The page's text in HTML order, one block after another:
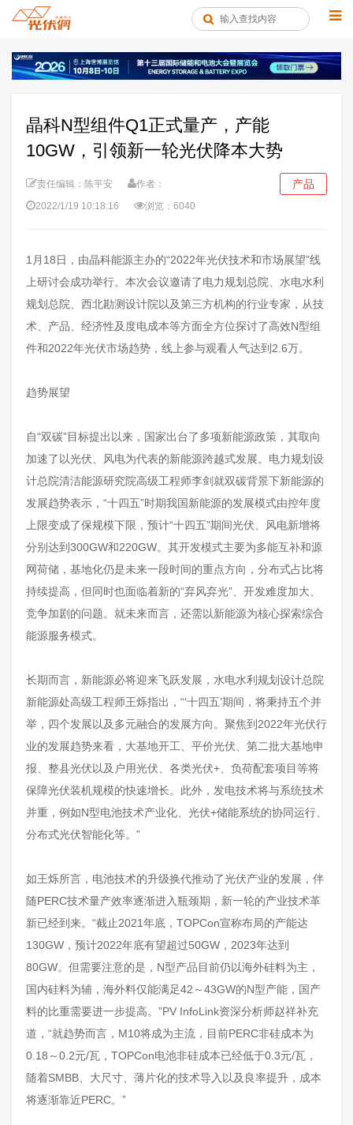
晶科N型组件Q1正式量产，产能
10GW，引领新一轮光伏降本大势
责任编辑：陈平安
作者：
2022/1/19 10:18:16
浏览：6040
产品
1月18日，由晶科能源主办的“2022年光伏技术和市场展望”线
上研讨会成功举行。本次会议邀请了电力规划总院、水电水利
规划总院、西北勘测设计院以及第三方机构的行业专家，从技
术、产品、经济性及度电成本等方面全方位探讨了高效N型组
件和2022年光伏市场趋势，线上参与观看人气达到2.6万。
趋势展望
自“双碳”目标提出以来，国家出台了多项新能源政策，其取向
加速了以光伏、风电为代表的新能源跨越式发展。电力规划设
计总院清洁能源研究院高级工程师李剑就双碳背景下新能源的
发展趋势表示，“十四五”时期我国新能源的发展模式由控年度
上限变成了保规模下限，预计“十四五”期间光伏、风电新增将
分别达到300GW和220GW。其开发模式主要为多能互补和源
网荷储，基地化仍是未来一段时间的重点方向，分布式占比将
持续提高，但同时也面临着新的“弃风弃光”、开发难度加大、
竞争加剧的问题。就未来而言，还需以新能源为核心探索综合
能源服务模式。
长期而言，新能源必将迎来飞跃发展，水电水利规划设计总院
新能源处高级工程师王烁指出，“‘十四五’期间，将秉持五个并
举，四个发展以及多元融合的发展方向。聚焦到2022年光伏行
业的发展趋势来看，大基地开工、平价光伏、第二批大基地申
报、整县光伏以及户用光伏、各类光伏+、负荷配套项目等将
保障光伏装机规模的快速增长。此外，发电技术将与系统技术
并重，例如N型电池技术产业化、光伏+储能系统的协同运行、
分布式光伏智能化等。”
如王烁所言，电池技术的升级换代推动了光伏产业的发展，伴
随PERC技术量产效率逐渐进入瓶颈期，新一轮的产业技术革
新已经到来。“截止2021年底，TOPCon宣称布局的产能达
130GW，预计2022年底有望超过50GW，2023年达到
80GW。但需要注意的是，N型产品目前仍以海外硅料为主，
国内硅料为辅，海外料仅能满足42～43GW的N型产能，国产
料的比重需要进一步提高。”PV InfoLink资深分析师赵祥补充
道，“就趋势而言，M10将成为主流，目前PERC非硅成本为
0.18～0.2元/瓦，TOPCon电池非硅成本已经低于0.3元/瓦，
随着SMBB、大尺寸、薄片化的技术导入以及良率提升，成本
将逐渐靠近PERC。”